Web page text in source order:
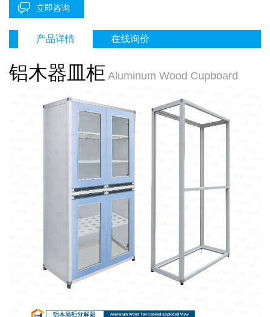
立即咨询
产品详情 在线询价
铝木器皿柜 Aluminum Wood Cupboard